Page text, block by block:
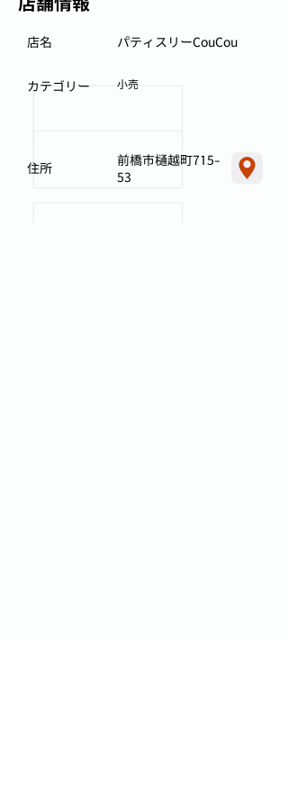
パティスリーCouCou
店名
小売
カテゴリー
前橋市樋越町715-
53
住所